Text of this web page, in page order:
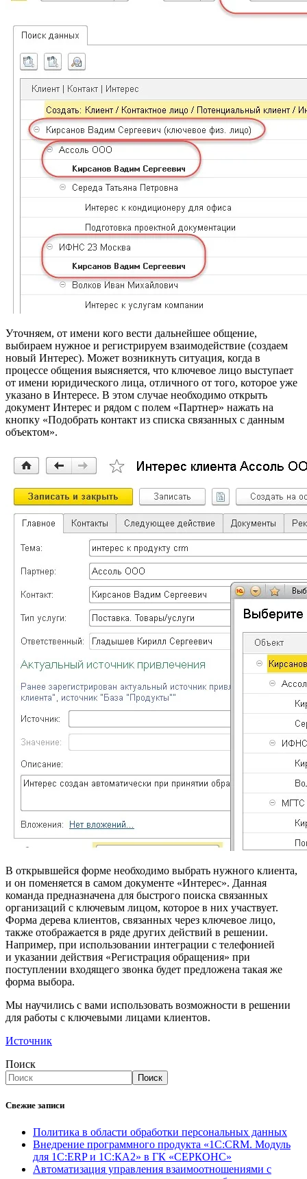
Уточняем, от имени кого вести дальнейшее общение,
выбираем нужное и регистрируем взаимодействие (создаем
новый Интерес). Может возникнуть ситуация, когда в
процессе общения выясняется, что ключевое лицо выступает
от имени юридического лица, отличного от того, которое уже
указано в Интересе. В этом случае необходимо открыть
документ Интерес и рядом с полем «Партнер» нажать на
кнопку «Подобрать контакт из списка связанных с данным
объектом».
В открывшейся форме необходимо выбрать нужного клиента,
и он поменяется в самом документе «Интерес». Данная
команда предназначена для быстрого поиска связанных
организаций с ключевым лицом, которое в них участвует.
Форма дерева клиентов, связанных через ключевое лицо,
также отображается в ряде других действий в решении.
Например, при использовании интеграции с телефонией
и указании действия «Регистрация обращения» при
поступлении входящего звонка будет предложена такая же
форма выбора.
Мы научились с вами использовать возможности в решении
для работы с ключевыми лицами клиентов.
Источник
Поиск
Поиск
Свежие записи
Политика в области обработки персональных данных
Внедрение программного продукта «1С:CRM. Модуль
для 1С:ERP и 1С:КА2» в ГК «СЕРКОНС»
Автоматизация управления взаимоотношениями с